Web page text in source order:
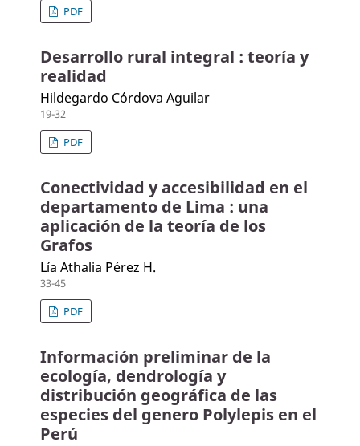
PDF
Desarrollo rural integral : teoría y
realidad
Hildegardo Córdova Aguilar
19-32
PDF
Conectividad y accesibilidad en el
departamento de Lima : una
aplicación de la teoría de los
Grafos
Lía Athalia Pérez H.
33-45
PDF
Información preliminar de la
ecología, dendrología y
distribución geográfica de las
especies del genero Polylepis en el
Perú